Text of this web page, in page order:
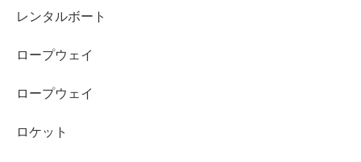
レンタルボート
ロープウェイ
ロープウェイ
ロケット